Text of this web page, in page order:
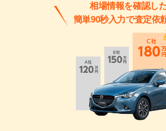
相場情報を確認し
簡単90秒入力で査定依